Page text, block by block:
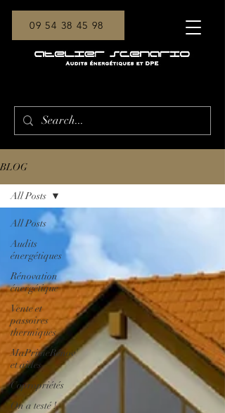
09 54 38 45 98
BLOG
All Posts
Audits
énergétiques
Rénovation
énergétique
Vente et
passoires
thermiques
MaPrimeRénov'
et aides
Copropriétés
On a testé !
All Posts